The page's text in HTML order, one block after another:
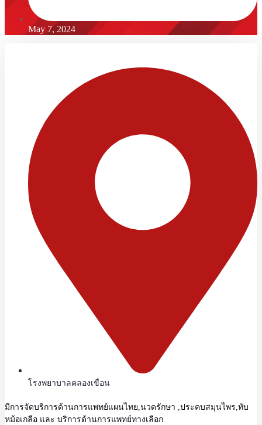
May 7, 2024
โรงพยาบาลคลองเขื่อน
มีการจัดบริการด้านการแพทย์แผนไทย,นวดรักษา ,ประคบสมุนไพร,ทับ
หม้อเกลือ และ บริการด้านการแพทย์ทางเลือก